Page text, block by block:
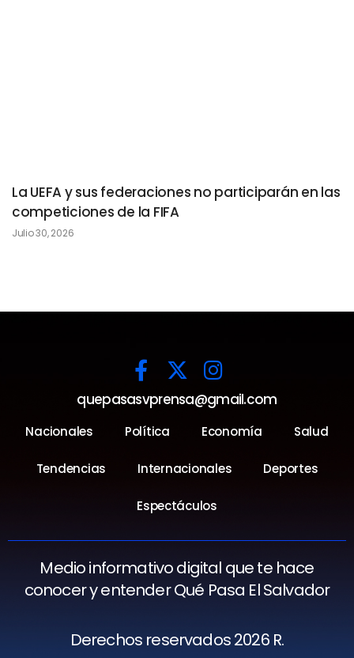
La UEFA y sus federaciones no participarán en las
competiciones de la FIFA
Julio 30, 2026
quepasasvprensa@gmail.com
Nacionales Política Economía Salud
Tendencias Internacionales Deportes
Espectáculos
Medio informativo digital que te hace
conocer y entender Qué Pasa El Salvador
Derechos reservados 2026 R.